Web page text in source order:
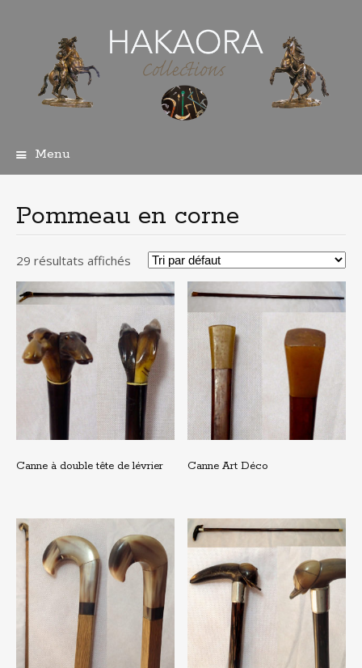
Menu
principal
Pommeau en corne
29 résultats affichés
Canne à double tête de lévrier Canne Art Déco